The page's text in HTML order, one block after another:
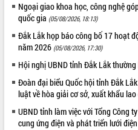
Phát động chiến dịch 30 ngày đêm
giải phóng mặt bằng Tuyến đường bộ
ven biển
Đắk Lắk nỗ lực thúc đẩy tăng trưởng
kinh tế từ 10% trở lên trong Quý
II/2026
Đắk Lắk ký kết thỏa thuận hợp tác về
chuyển đổi số giai đoạn 2026 – 2030
với Tập đoàn Bưu chính Viễn thông
Việt Nam
Ngoại giao khoa học, công nghệ
quốc gia (05/08/2026, 18:13)
Đắk Lắk họp báo công bố 17 hoạt
năm 2026 (05/08/2026, 17:30)
Hội nghị UBND tỉnh Đắk Lắk
Đoàn đại biểu Quốc hội tỉnh Đắk
luật về hòa giải cơ sở, xuất khẩu
UBND tỉnh làm việc với Tổng Công
cung ứng điện và phát triển lưới điện